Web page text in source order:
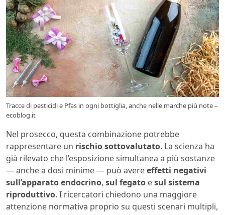
Tracce di pesticidi e Pfas in ogni bottiglia, anche nelle marche più note –
ecoblog.it
Nel prosecco, questa combinazione potrebbe
rappresentare un rischio sottovalutato. La scienza ha
già rilevato che l’esposizione simultanea a più sostanze
— anche a dosi minime — può avereeffetti negativi
sull’apparato endocrino, sul fegato esul sistema
riproduttivo. I ricercatori chiedono una maggiore
attenzione normativa proprio su questi scenari multipli,